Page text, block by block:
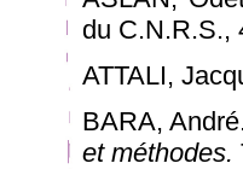
du C.N.R.S.,
ATTALI,
BARA,
et méthodes.